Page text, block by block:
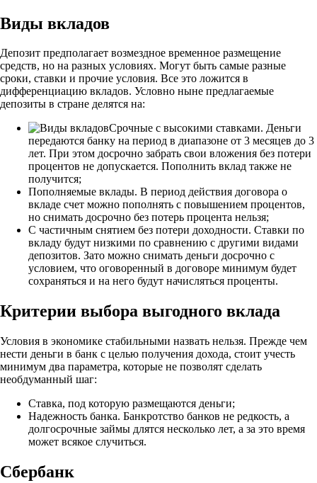
Виды вкладов
Депозит предполагает возмездное временное размещение
средств, но на разных условиях. Могут быть самые разные
сроки, ставки и прочие условия. Все это ложится в
дифференциацию вкладов. Условно ныне предлагаемые
депозиты в стране делятся на:
Срочные с высокими ставками. Деньги
передаются банку на период в диапазоне от 3 месяцев до 3
лет. При этом досрочно забрать свои вложения без потери
процентов не допускается. Пополнить вклад также не
получится;
Пополняемые вклады. В период действия договора о
вкладе счет можно пополнять с повышением процентов,
но снимать досрочно без потерь процента нельзя;
С частичным снятием без потери доходности. Ставки по
вкладу будут низкими по сравнению с другими видами
депозитов. Зато можно снимать деньги досрочно с
условием, что оговоренный в договоре минимум будет
сохраняться и на него будут начисляться проценты.
Критерии выбора выгодного вклада
Условия в экономике стабильными назвать нельзя. Прежде чем
нести деньги в банк с целью получения дохода, стоит учесть
минимум два параметра, которые не позволят сделать
необдуманный шаг:
Ставка, под которую размещаются деньги;
Надежность банка. Банкротство банков не редкость, а
долгосрочные займы длятся несколько лет, а за это время
может всякое случиться.
Сбербанк